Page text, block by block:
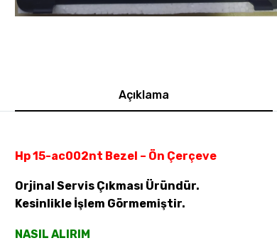
Açıklama
Hp 15-ac002nt Bezel – Ön Çerçeve
Orjinal Servis Çıkması Üründür.
Kesinlikle İşlem Görmemiştir.
NASIL ALIRIM